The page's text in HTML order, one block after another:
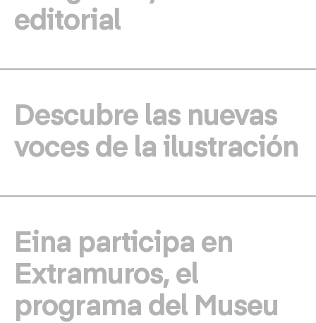
editorial
Descubre las nuevas
voces de la ilustración
Eina participa en
Extramuros, el
programa del Museu